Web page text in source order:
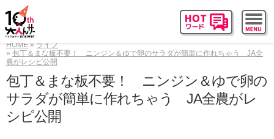
HOME
ライフ
包丁＆まな板不要！ ニンジン＆ゆで卵のサラダが簡単に作れちゃう JA全
農がレシピ公開
包丁＆まな板不要！ ニンジン＆ゆで卵の
サラダが簡単に作れちゃう JA全農がレ
シピ公開